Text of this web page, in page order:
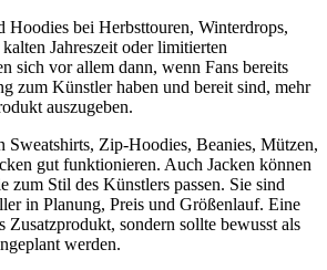
Hoodies bei Herbsttouren, Winterdrops,
Jahreszeit oder limitierten
sich vor allem dann, wenn Fans bereits
zum Künstler haben und bereit sind, mehr
auszugeben.
Sweatshirts, Zip-Hoodies, Beanies, Mützen,
gut funktionieren. Auch Jacken können
zum Stil des Künstlers passen. Sie sind
in Planung, Preis und Größenlauf. Eine
Zusatzprodukt, sondern sollte bewusst als
werden.